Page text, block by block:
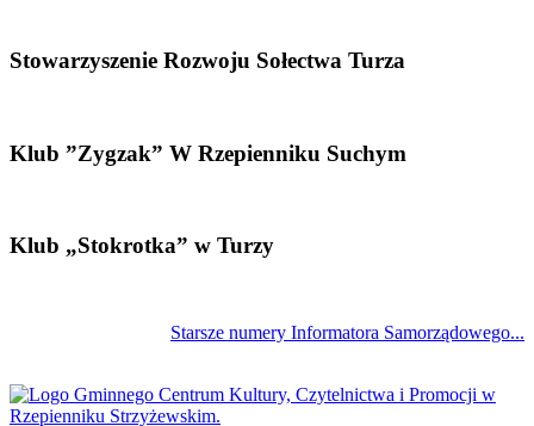
Stowarzyszenie Rozwoju Sołectwa Turza
Klub ”Zygzak” W Rzepienniku Suchym
Klub „Stokrotka” w Turzy
Starsze numery Informatora Samorządowego...